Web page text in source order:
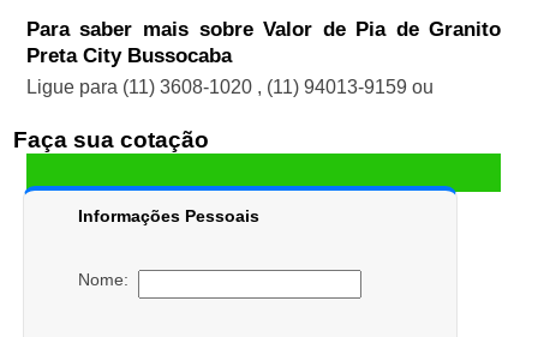
Para saber mais sobre Valor de Pia de Granito
Preta City Bussocaba
Ligue para (11) 3608-1020 , (11) 94013-9159 ou
Faça sua cotação
Informações Pessoais
Nome: